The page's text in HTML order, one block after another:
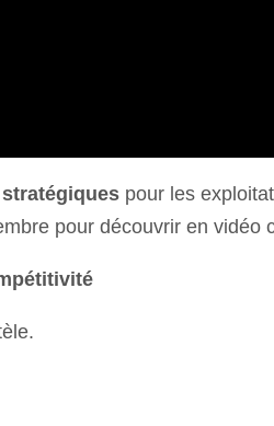
pour les
pour découvrir en vidéo